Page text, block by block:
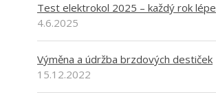
Test elektrokol 2025 – každý rok lépe
4.6.2025
Výměna a údržba brzdových destiček
15.12.2022